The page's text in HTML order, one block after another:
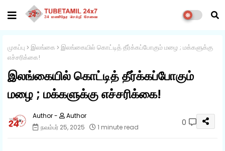
முகப்பு இலங்கை
இலங்கையில் கொட்டித் தீர்க்கப்போகும் மழை ; மக்களுக்கு
எச்சரிக்கை!
இலங்கையில் கொட்டித் தீர்க்கப்போகும்
மழை ; மக்களுக்கு எச்சரிக்கை!
Author
நவம்பர் 25, 2025
1 minute read 0